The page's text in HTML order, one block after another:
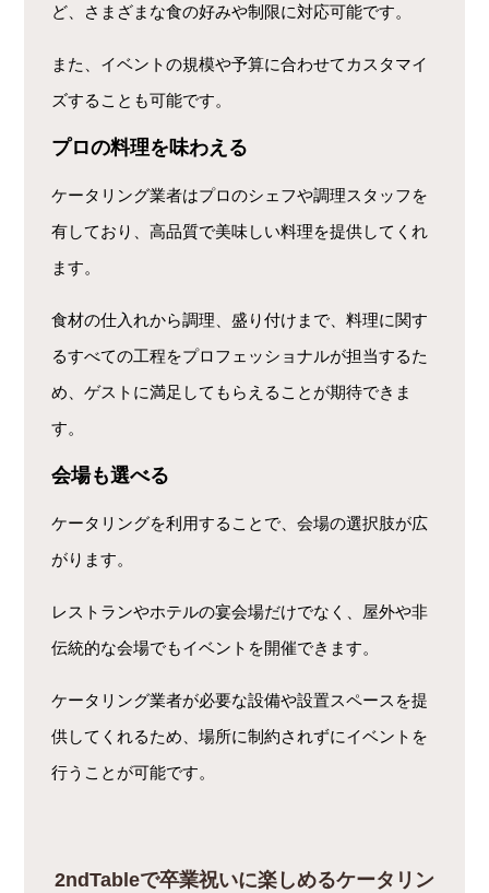
ど、さまざまな食の好みや制限に対応可能です。
また、イベントの規模や予算に合わせてカスタマイ
ズすることも可能です。
プロの料理を味わえる
ケータリング業者はプロのシェフや調理スタッフを
有しており、高品質で美味しい料理を提供してくれ
ます。
食材の仕入れから調理、盛り付けまで、料理に関す
るすべての工程をプロフェッショナルが担当するた
め、ゲストに満足してもらえることが期待できま
す。
会場も選べる
ケータリングを利用することで、会場の選択肢が広
がります。
レストランやホテルの宴会場だけでなく、屋外や非
伝統的な会場でもイベントを開催できます。
ケータリング業者が必要な設備や設置スペースを提
供してくれるため、場所に制約されずにイベントを
行うことが可能です。
2ndTableで卒業祝いに楽しめるケータリン